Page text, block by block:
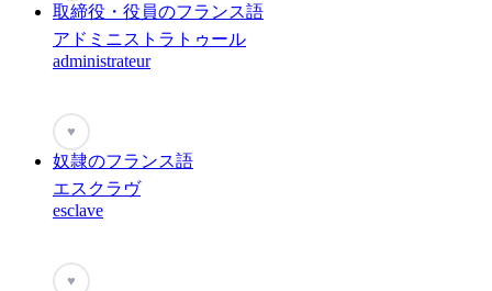
取締役・役員のフランス語
アドミニストラトゥール
administrateur
♥
奴隷のフランス語
エスクラヴ
esclave
♥